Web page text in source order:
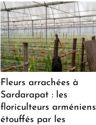
Fleurs arrachées à
Sardarapat : les
floriculteurs arméniens
étouffés par les